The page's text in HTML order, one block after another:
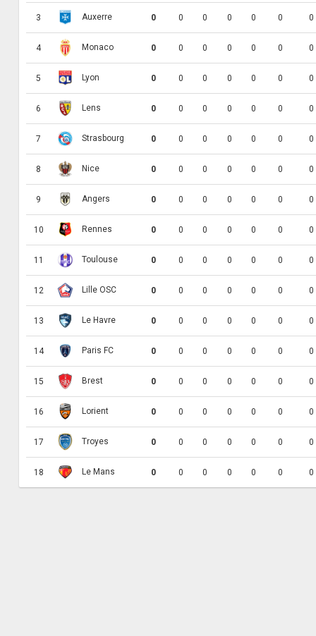
3 Auxerre 0 0 0 0 0 0 0
4 Monaco 0 0 0 0 0 0 0
5 Lyon 0 0 0 0 0 0 0
6 Lens 0 0 0 0 0 0 0
7 Strasbourg 0 0 0 0 0 0 0
8 Nice 0 0 0 0 0 0 0
9 Angers 0 0 0 0 0 0 0
10 Rennes 0 0 0 0 0 0 0
11 Toulouse 0 0 0 0 0 0 0
12 Lille OSC 0 0 0 0 0 0 0
13 Le Havre 0 0 0 0 0 0 0
14 Paris FC 0 0 0 0 0 0 0
15 Brest 0 0 0 0 0 0 0
16 Lorient 0 0 0 0 0 0 0
17 Troyes 0 0 0 0 0 0 0
18 Le Mans 0 0 0 0 0 0 0